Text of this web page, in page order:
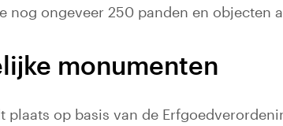
ongeveer 250 panden en objecten
monumenten
op basis van de